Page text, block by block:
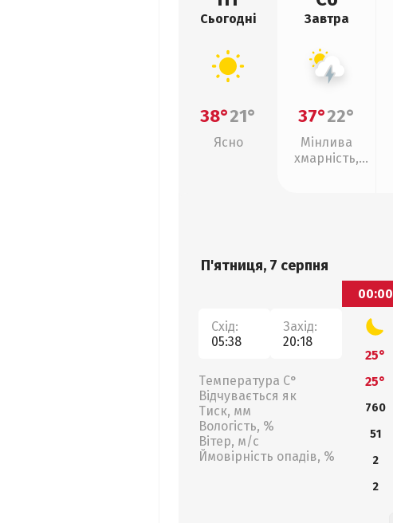
Сьогодні
38°21°
Ясно
Завтра
37°22°
Мінлива
хмарність,
П'ятниця, 7 серпня
Схід:
05:38
Захід:
20:18
Температура С°
Відчувається як
Тиск, мм
Вологість, %
Вітер, м/с
Ймовірність опадів, %
00:00
25°
25°
760
51
2
2